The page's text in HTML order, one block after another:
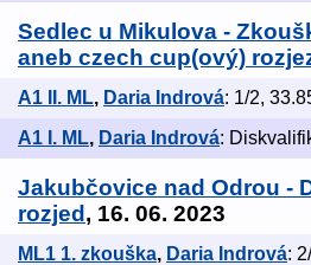
Sedlec u Mikulova -
aneb czech cup(ový)
A1 II. ML, Daria Indrová: 1/2,
A1 I. ML, Daria Indrová:
Jakubčovice nad Odrou -
rozjed, 16. 06. 2023
ML1 1. zkouška, Daria Indrová: